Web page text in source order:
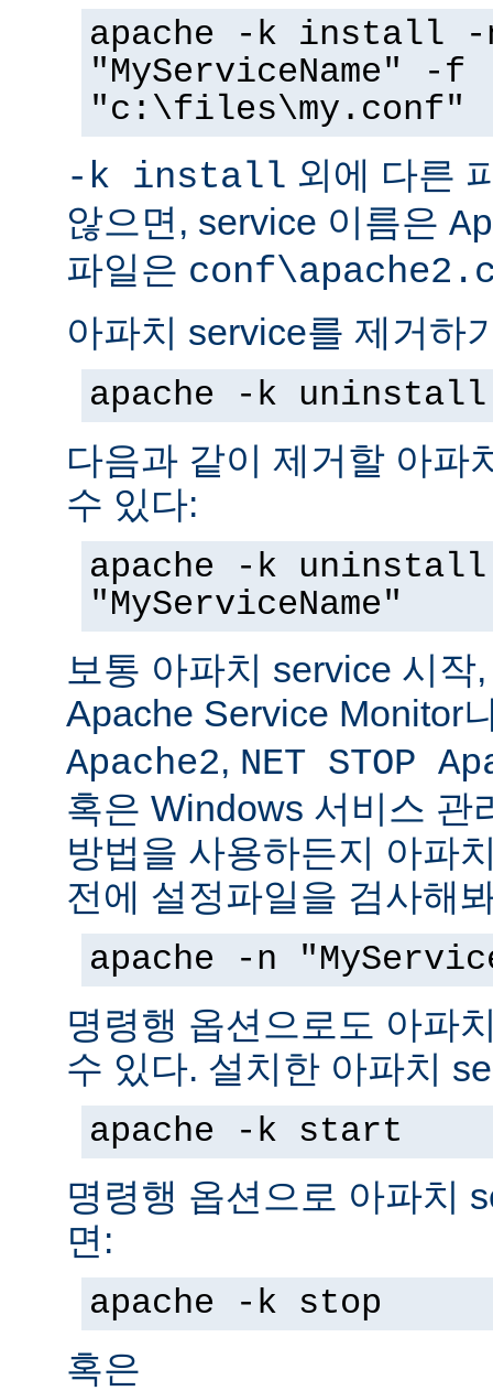
apache -k install -
"MyServiceName" -f
"c:\files\my.conf"
-k install 외에 다른
않으면, service 이름은
파일은
아파치 service를 제거하
apache -k uninstall
다음과 같이 제거할 아파
수 있다:
apache -k
"MyServiceName"
보통 아파치 service 시작
Apache Service Monitor
Apache2, NET STOP
혹은 Windows 서비스 관
방법을 사용하든지 아파
전에 설정파일을 검사해
apache -n
명령행 옵션으로도 아파
수 있다. 설치한 아파치
apache -k start
명령행 옵션으로 아파치
면:
apache -k stop
혹은